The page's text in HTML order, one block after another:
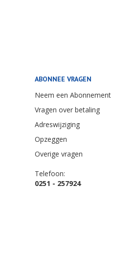
ABONNEE VRAGEN
Neem een Abonnement
Vragen over betaling
Adreswijziging
Opzeggen
Overige vragen
Telefoon:
0251 - 257924